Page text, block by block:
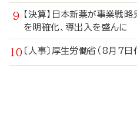
【決算】日本新薬が事業
を明確化、導出入を盛んに
〔人事〕厚生労働省（8月7